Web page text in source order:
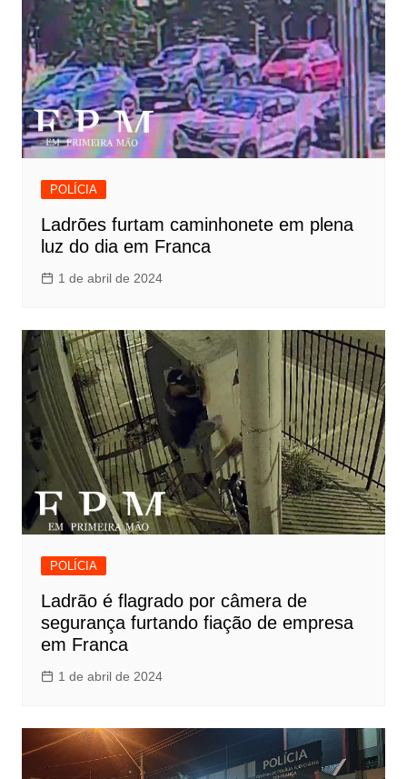
POLÍCIA
Ladrões furtam caminhonete em plena
luz do dia em Franca
1 de abril de 2024
POLÍCIA
Ladrão é flagrado por câmera de
segurança furtando fiação de empresa
em Franca
1 de abril de 2024